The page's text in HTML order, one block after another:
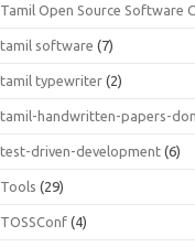
Tamil Open Source Software
tamil software (7)
tamil typewriter (2)
tamil-handwritten-papers-
test-driven-development (6)
Tools (29)
TOSSConf (4)